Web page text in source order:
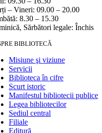
– Vineri: 09.00 – 20.00
8.30 – 15.30
Sărbători legale: Închis
BIBLIOTECĂ
Misiune şi viziune
Servicii
Biblioteca în cifre
Scurt istoric
Manifestul bibliotecii publice
Legea bibliotecilor
Sediul central
Filiale
Editură